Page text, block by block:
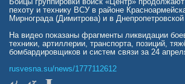
пехоту и технику ВСУ в районе
Мирнограда (Димитрова) и в Днепропетровской
На видео показаны фрагменты ликвидации
техники, артиллерии, транспорта, позиций,
бомбардировщиков и систем связи за 24
rusvesna.su/news/1777112612